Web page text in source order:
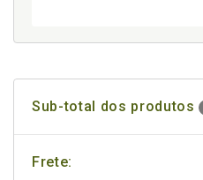
Sub-total dos produtos
Frete: